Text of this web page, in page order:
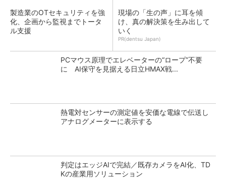
製造業のOTセキュリティを強
化、企画から監視までトータ
ル支援
現場の「生の声」に耳を傾
け、真の解決策を生み出して
いく
PR(dentsu Japan)
PCマウス原理でエレベーターの“ロープ”不要
に AI保守を見据える日立HMAX戦...
熱電対センサーの測定値を安価な電線で伝送し
アナログメーターに表示する
判定はエッジAIで完結／既存カメラをAI化、TD
Kの産業用ソリューション